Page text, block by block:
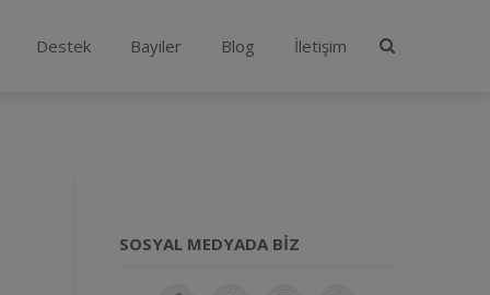
Destek Bayiler Blog İletişim
SOSYAL MEDYADA BIZ